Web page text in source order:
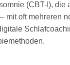
(CBT-I),
mit oft mehreren